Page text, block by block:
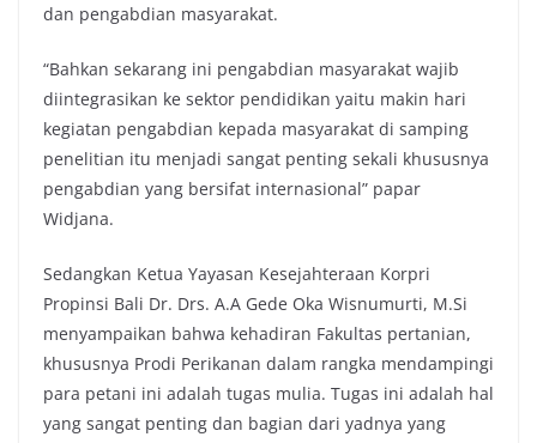
dan pengabdian masyarakat.
“Bahkan sekarang ini pengabdian masyarakat wajib
diintegrasikan ke sektor pendidikan yaitu makin hari
kegiatan pengabdian kepada masyarakat di samping
penelitian itu menjadi sangat penting sekali khususnya
pengabdian yang bersifat internasional” papar
Widjana.
Sedangkan Ketua Yayasan Kesejahteraan Korpri
Propinsi Bali Dr. Drs. A.A Gede Oka Wisnumurti, M.Si
menyampaikan bahwa kehadiran Fakultas pertanian,
khususnya Prodi Perikanan dalam rangka mendampingi
para petani ini adalah tugas mulia. Tugas ini adalah hal
yang sangat penting dan bagian dari yadnya yang